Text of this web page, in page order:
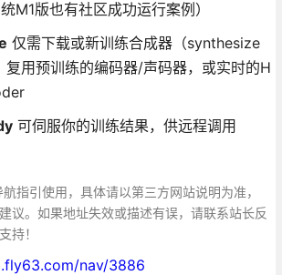
M1版也有社区成功运行案例）
仅需下载或新训练合成器（synthesize
复用预训练的编码器/声码器，或实时的H
可伺服你的训练结果，供远程调用
指引使用，具体请以第三方网站说明为准，
议。如果地址失效或描述有误，请联系站长反
持！
nav/3886